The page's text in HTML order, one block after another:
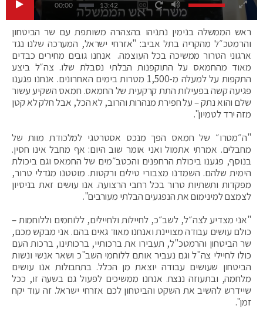
00:00 13:42
ראש הממשלה בנימין נתניהו בהצהרה משותפת עם שר הביטחון
והרמטכ״ל מהקריה בתל אביב: "אזרחי ישראל, המערכה שלנו נגד
ארגוני הטרור ממשיכה בכל העוצמה. אנחנו גובים מחירים כבדים
מאוד מהחמאס על התוקפנות הבלתי נסבלת שלו. צה״ל ביצע
התקפות על למעלה מ-1,500 מטרות בימים האחרונים. אנחנו פגענו
פגיעה קשה בפעילות התת קרקעית של החמאס. חמאס השקיע עשור
שלם והוא נתק – על חפירת מנהרות והרוב, לא הכל, אבל חלק לא קטן
מזה ירד לטמיון".
"ה״מטרו״ של חמאס הפך מנכס אסטרטגי למלכודת מוות של
מחבלים. אמרתי אתמול ואני אומר שוב היום: אף מחבל אינו חסין.
בנוסף, פגענו ביכולת הרחפנים והכטב״מים של החמאס וגם ביכולת
הימית שלהם. השמדנו מצבורי טילים ורקטות. מוטטנו מגדלי טרור,
מפקדות ותשתיות טרור בכל רחבי הרצועה. אנו עושים זאת בניסיון
לצמצם למינימום את הנפגעים הבלתי מעורבים".
"אני מצדיע לצה״ל, לשב״כ, לחיילות ולחיילים, ללוחמים וללוחמות –
כולם עושים עבודה מצויינת ואנחנו מאוד גאים בהם. אני מבקש מכם,
שר הביטחון והרמטכ"ל, תעבירו את ברכותיי, ברכותינו, ברכות העם
כולו לחיילי צה"ל וגם נעביר אותם ללוחמי השב"כ ושאר אנשי ונשות
הביטחון שעושים עבודה יוצאת מן הכלל. בתחבולות אנו עושים
מלחמה, ובתעוזה ננצח. אנחנו ממשיכים לפעול גם בשעה זו, ככל
שיידרש להשיב את השקט והביטחון לכם אזרחי ישראל. זה עוד יקח
זמן".